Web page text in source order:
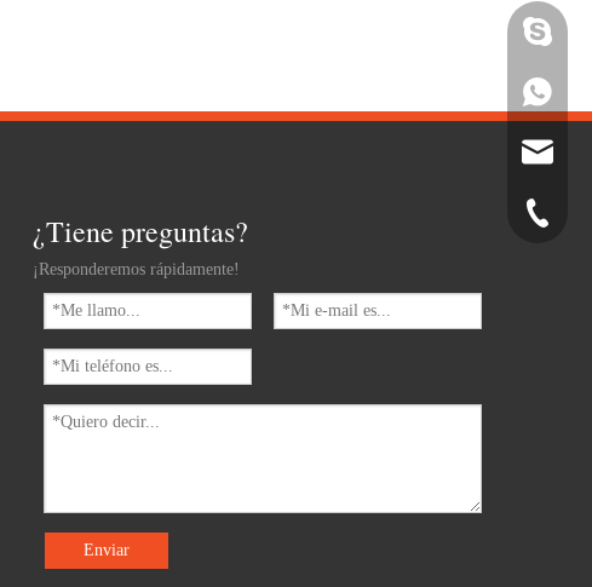
¿Tiene preguntas?
¡Responderemos rápidamente!
Enviar
Skype
Whatsapp
Correo
Teléfono